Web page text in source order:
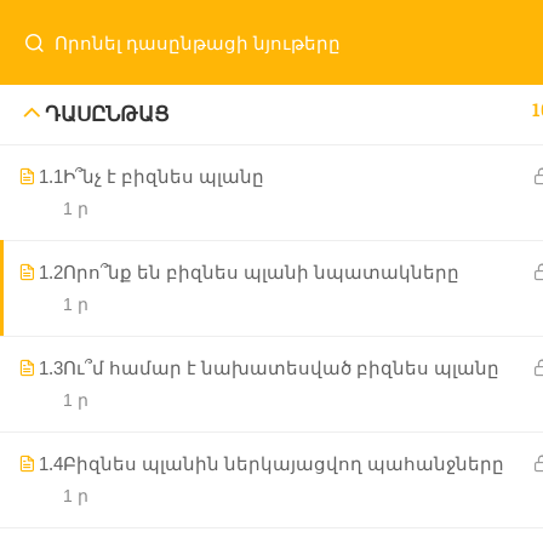
ԴԱՍԸՆԹԱՑ
1.1Ի՞նչ է բիզնես պլանը
1 ր
1.2Որո՞նք են բիզնես պլանի նպատակները
1 ր
1.3Ու՞մ համար է նախատեսված բիզնես պլանը
1 ր
1.4Բիզնես պլանին ներկայացվող պահանջները
1 ր